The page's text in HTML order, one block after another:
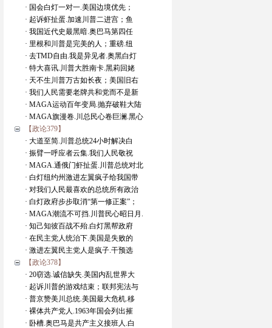
· 国会白灯一对一.美国边境优先；
· 起诉虾扯蛋.加速川普二进宫；鱼
· 我国近代史最黑暗.奥巴马第四任
· 里根和川普是完美的人；重磅.纽
· 去TMD自由.我是异见者.奥黑白灯
· 特大喜讯.川普大胜南卡.黑莉回姥
· 天不生川普万古如长夜；美国旧右
· 我们人民需要老牌共和党而不是新
· MAGA运动百年变局.抛弃破鞋大陆
· MAGA旗漫卷.川总民心卷巨澜.黑心
【政论379】
· 大道至简.川普总统24小时解决白
· 振臂一呼应者云集.我们人民敬祝
· MAGA.通俄门虾扯蛋.川普总统对北
· 白灯纽约州激进左翼疯子给我国带
· 对我们人民最喜欢的总统所有政治
· 白灯政府步步取消“第一修正案”；
· MAGA潮流不可挡.川普民心昭日月.
· 知己知彼百战不殆.白灯黑帮政府
· 在民主党人统治下.美国是失败的
· 激进左翼民主党人是疯子.干预选
【政论378】
· 20窃选.诚信缺失.美国内乱世界大
· 起诉川普的游戏结束；联邦宪法与
· 普京赞美川总统.美国最大危机.移
· 裸体共产党人.1963年国会列出摧
· 卧槽.奥巴马是共产主义接班人.白